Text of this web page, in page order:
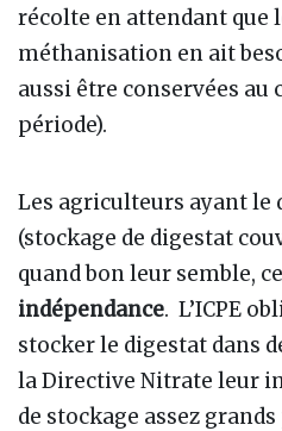
récolte en attendant que
méthanisation en ait
aussi être conservées au
période).
Les agriculteurs ayant le
(stockage de digestat
quand bon leur semble,
indépendance. L’ICPE
stocker le digestat dans
la Directive Nitrate leur
de stockage assez